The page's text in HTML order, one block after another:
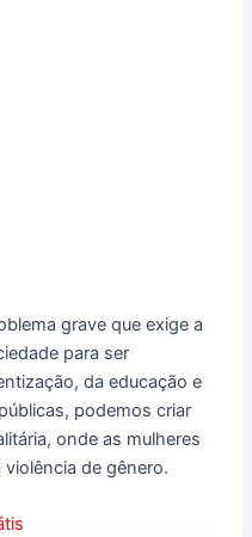
grave que exige a
para ser
da educação e
podemos criar
onde as mulheres
de gênero.